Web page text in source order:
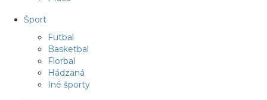
Šport
Futbal
Basketbal
Florbal
Hádzaná
Iné športy